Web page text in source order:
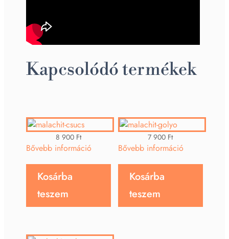
Kapcsolódó termékek
8 900 Ft
Bővebb információ
Kosárba
teszem
7 900 Ft
Bővebb információ
Kosárba
teszem